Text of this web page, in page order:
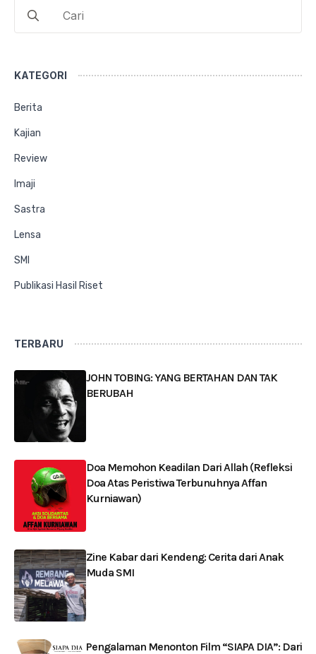
for:
KATEGORI
Berita
Kajian
Review
Imaji
Sastra
Lensa
SMI
Publikasi Hasil Riset
TERBARU
JOHN TOBING: YANG BERTAHAN DAN TAK
BERUBAH
Doa Memohon Keadilan Dari Allah (Refleksi
Doa Atas Peristiwa Terbunuhnya Affan
Kurniawan)
Zine Kabar dari Kendeng: Cerita dari Anak
Muda SMI
Pengalaman Menonton Film “SIAPA DIA”: Dari